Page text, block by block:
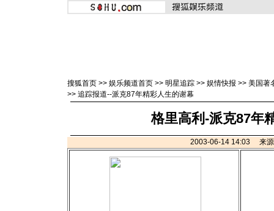
搜狐首页 >> 娱乐频道首页 >> 明星追踪 >> 娱情快报 >> 美国著
>> 追踪报道--派克87年精彩人生的谢幕
格里高利-派克87年
2003-06-14 14:03 来源